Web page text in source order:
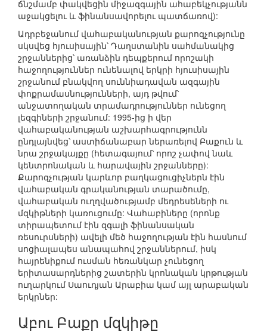
ճնշմամբ փակվեցին միջազգային ահաբեկչությանն
աջակցելու և ֆինանսավորելու պատճառով):
Ադրբեջանում վահաբականության քարոզչությունը
սկսվեց հյուսիսային՝ Դաղստանին սահմանակից
շրջաններից՝ առանձին դեպքերում որոշակի
հաջողություններ ունենալով երկրի հյուսիսային
շրջանում բնակվող սուննիադավան ազգային
փոքրամասնությունների, այդ թվում՝
անջատողական տրամադրություններ ունեցող
լեզգիների շրջանում: 1995-ից ի վեր
վահաբականության աշխարհագրությունն
ընդլայնվեց՝ աստիճանաբար ներառելով Բաքուն և
նրա շրջակայքը (հետագայում՝ որոշ չափով նաև
կենտրոնական և հարավային շրջանները):
Քարոզչության կարևոր բաղկացուցիչներն էին
վահաբական գրականության տարածումը,
վահաբական ուղղվածությամբ մեդրեսեների ու
մզկիթների կառուցումը: Վահաբիները (որոնք
տիրապետում էին զգալի ֆինանսական
ռեսուրսների) ավելի մեծ հաջողության էին հասնում
սոցիալապես անապահով շրջաններում, իսկ
հայրենիքում ուսման հեռանկար չունեցող
երիտասարդներից շատերին կրոնական կրթության
ուղարկում Սաուդյան Արաբիա կամ այլ արաբական
երկրներ:
Աբու Բաքր մզկիթը